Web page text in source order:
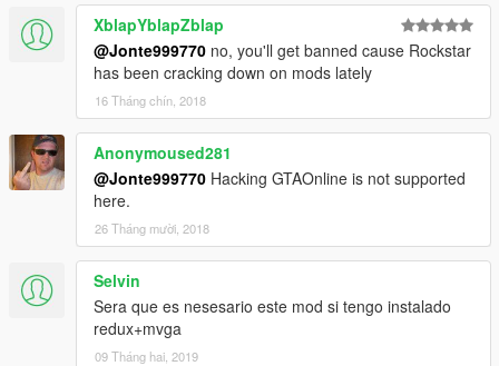
XblapYblapZblap
@Jonte999770 no, you'll get banned cause Rockstar
has been cracking down on mods lately
16 Tháng chín, 2018
Anonymoused281
@Jonte999770 Hacking GTAOnline is not supported
here.
26 Tháng mười, 2018
Selvin
Sera que es nesesario este mod si tengo instalado
redux+mvga
09 Tháng hai, 2019